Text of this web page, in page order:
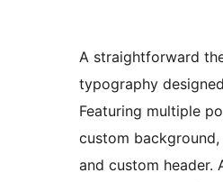
A straightforward
typography
Featuring multiple
custom background,
and custom header.